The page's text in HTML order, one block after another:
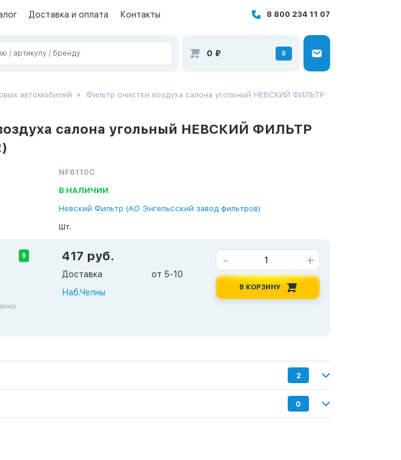
Доставка и оплата Контакты 8 800 234 11 07
0 ₽ 0
автомобилей
Фильтр очистки воздуха салона угольный НЕВСКИЙ ФИЛЬТР
салона угольный НЕВСКИЙ ФИЛЬТР
NF6110С
В НАЛИЧИИ
Невский Фильтр (АО Энгельсский завод фильтров)
Шт.
9 417 руб.
Доставка
от 5-10
Наб.Челны
- +
В КОРЗИНУ
2
0